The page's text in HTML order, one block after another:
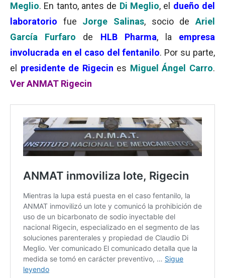
Meglio. En tanto, antes de Di Meglio, el dueño del
laboratorio fue Jorge Salinas, socio de Ariel
García Furfaro
de HLB Pharma, la
empresa
involucrada en el caso del fentanilo. Por su parte,
el presidente de Rigecin es Miguel Ángel Carro.
Ver ANMAT Rigecin